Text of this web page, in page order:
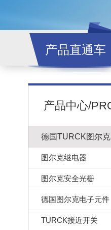
产品直通车
产品中心/
德国TURCK图尔克
图尔克继电器
图尔克安全光栅
德国图尔克电子元件
TURCK接近开关